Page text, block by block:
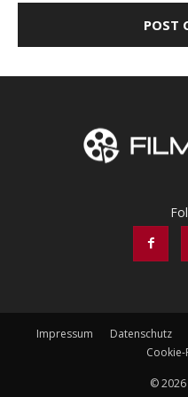
Impressum Datenschutz
Cookie-
© 2026